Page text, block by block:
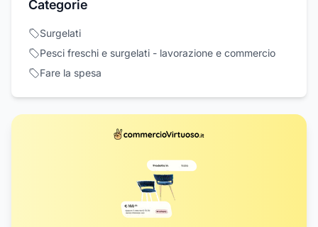
Categorie
Surgelati
Pesci freschi e surgelati - lavorazione e commercio
Fare la spesa